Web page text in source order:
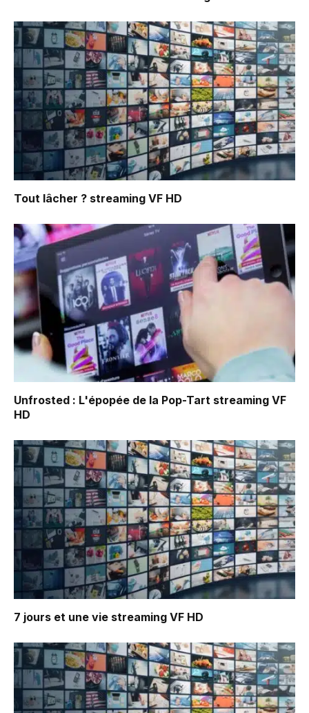
Tout lâcher ? streaming VF HD
Unfrosted : L'épopée de la Pop-Tart streaming VF
HD
7 jours et une vie streaming VF HD